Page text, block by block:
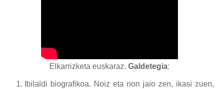
Elkarrizketa euskaraz. Galdetegia:
Ibilaldi biografikoa. Noiz eta non jaio zen, ikasi zuen,